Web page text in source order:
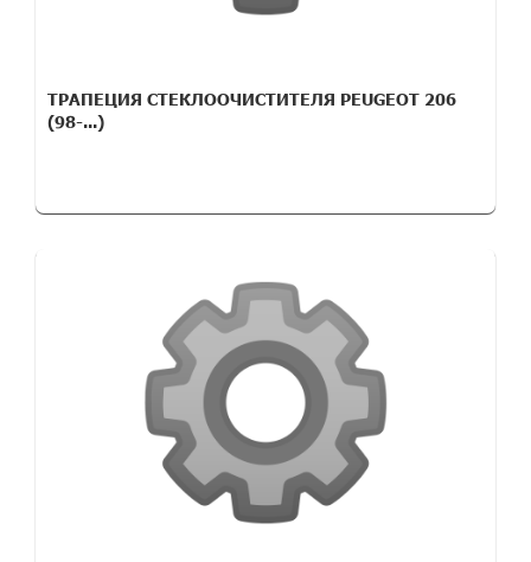
ТРАПЕЦИЯ СТЕКЛООЧИСТИТЕЛЯ PEUGEOT 206
(98-...)